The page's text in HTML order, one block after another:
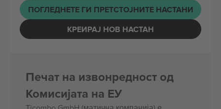
ПОГЛЕДНЕТЕ ГИ ПРЕТСТОЈНИТЕ НАСТАНИ
КРЕИРАЈ НОВ НАСТАН
Печат на извонредност од
Комисијата на ЕУ